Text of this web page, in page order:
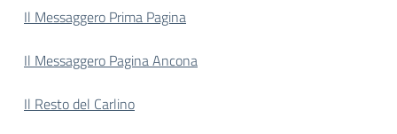
Il Messaggero Prima Pagina
Il Messaggero Pagina Ancona
Il Resto del Carlino